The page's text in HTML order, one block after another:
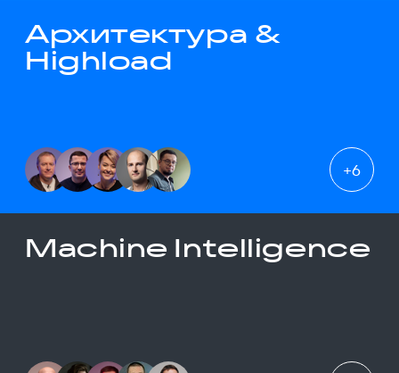
Архитектура &
Highload
+6
Machine Intelligence